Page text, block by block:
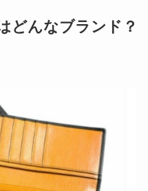
どんなブランド？